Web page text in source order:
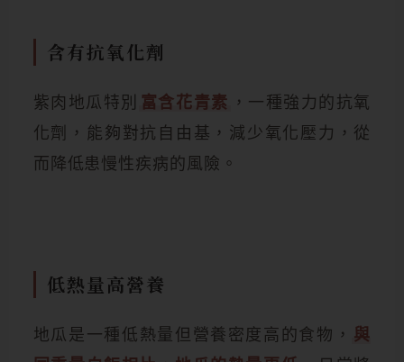
含有抗氧化劑
紫肉地瓜特別 富含花青素 ，一種強力的抗氧
化劑，能夠對抗自由基，減少氧化壓力，從
而降低患慢性疾病的風險。
低熱量高營養
地瓜是一種低熱量但營養密度高的食物， 與